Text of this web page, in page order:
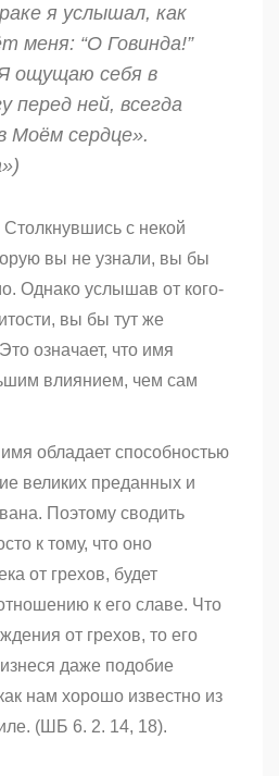
я услышал, как
меня: “О Говинда!”
ощущаю себя в
перед ней, всегда
Моём сердце».
с некой
вы не узнали, вы бы
Однако услышав от кого-
вы бы тут же
означает, что имя
влиянием, чем сам
обладает способностью
великих преданных и
Поэтому сводить
к тому, что оно
от грехов, будет
к его славе. Что
от грехов, то его
даже подобие
нам хорошо известно из
(ШБ 6. 2. 14, 18).